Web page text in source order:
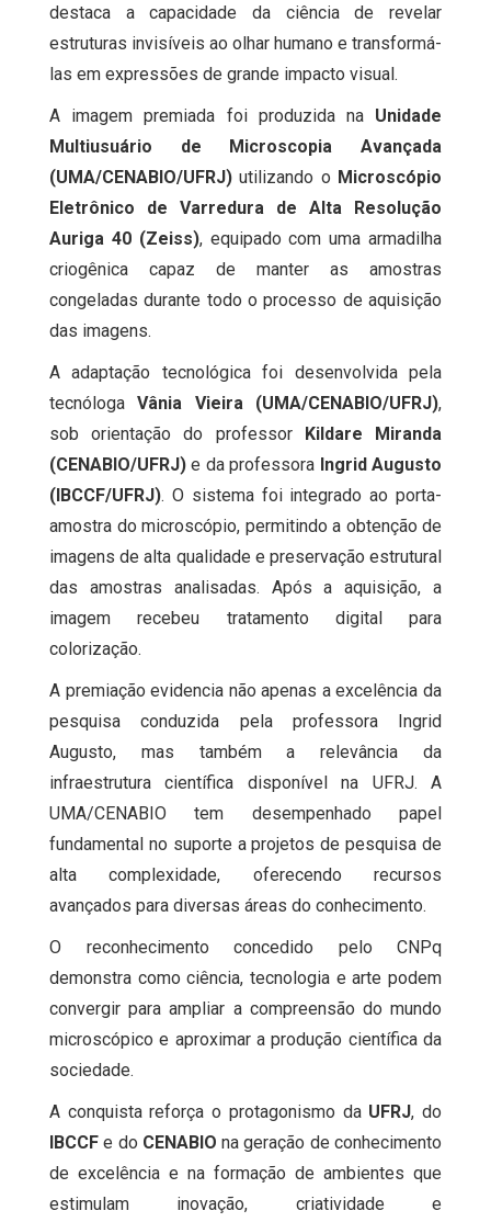
destaca a capacidade da ciência de revelar
estruturas invisíveis ao olhar humano e transformá-
las em expressões de grande impacto visual.
A imagem premiada foi produzida na Unidade
Multiusuário de Microscopia Avançada
(UMA/CENABIO/UFRJ) utilizando o Microscópio
Eletrônico de Varredura de Alta Resolução
Auriga 40 (Zeiss), equipado com uma armadilha
criogênica capaz de manter as amostras
congeladas durante todo o processo de aquisição
das imagens.
A adaptação tecnológica foi desenvolvida pela
tecnólogaVânia Vieira (UMA/CENABIO/UFRJ),
sob orientação do professor Kildare Miranda
(CENABIO/UFRJ) e da professora Ingrid Augusto
(IBCCF/UFRJ). O sistema foi integrado ao porta-
amostra do microscópio, permitindo a obtenção de
imagens de alta qualidade e preservação estrutural
das amostras analisadas. Após a aquisição, a
imagem recebeu tratamento digital para
colorização.
A premiação evidencia não apenas a excelência da
pesquisa conduzida pela professora Ingrid
Augusto, mas também a relevância da
infraestrutura científica disponível na UFRJ. A
UMA/CENABIO tem desempenhado papel
fundamental no suporte a projetos de pesquisa de
alta complexidade, oferecendo recursos
avançados para diversas áreas do conhecimento.
O reconhecimento concedido pelo CNPq
demonstra como ciência, tecnologia e arte podem
convergir para ampliar a compreensão do mundo
microscópico e aproximar a produção científica da
sociedade.
A conquista reforça o protagonismo da UFRJ, do
IBCCF e do CENABIO na geração de conhecimento
de excelência e na formação de ambientes que
estimulam inovação, criatividade e